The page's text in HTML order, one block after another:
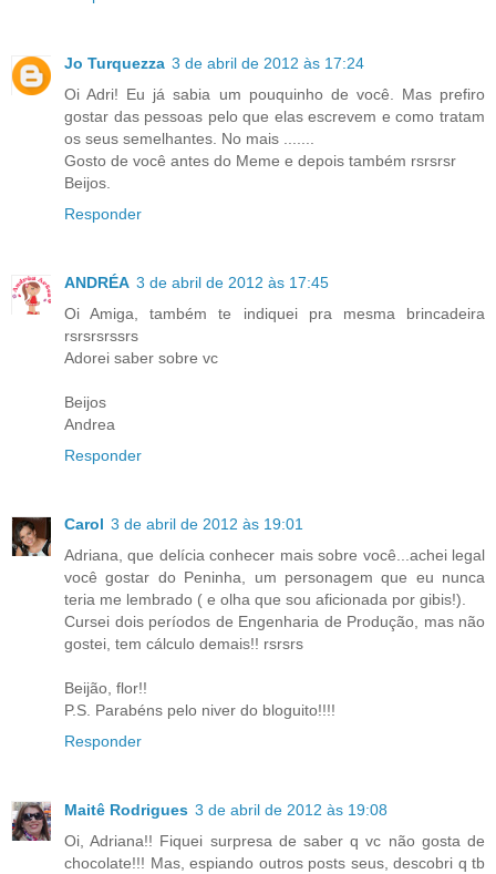
Jo Turquezza 3 de abril de 2012 às 17:24
Oi Adri! Eu já sabia um pouquinho de você. Mas prefiro
gostar das pessoas pelo que elas escrevem e como tratam
os seus semelhantes. No mais .......
Gosto de você antes do Meme e depois também rsrsrsr
Beijos.
Responder
ANDRÉA 3 de abril de 2012 às 17:45
Oi Amiga, também te indiquei pra mesma brincadeira
rsrsrsrssrs
Adorei saber sobre vc
Beijos
Andrea
Responder
Carol 3 de abril de 2012 às 19:01
Adriana, que delícia conhecer mais sobre você...achei legal
você gostar do Peninha, um personagem que eu nunca
teria me lembrado ( e olha que sou aficionada por gibis!).
Cursei dois períodos de Engenharia de Produção, mas não
gostei, tem cálculo demais!! rsrsrs
Beijão, flor!!
P.S. Parabéns pelo niver do bloguito!!!!
Responder
Maitê Rodrigues 3 de abril de 2012 às 19:08
Oi, Adriana!! Fiquei surpresa de saber q vc não gosta de
chocolate!!! Mas, espiando outros posts seus, descobri q tb